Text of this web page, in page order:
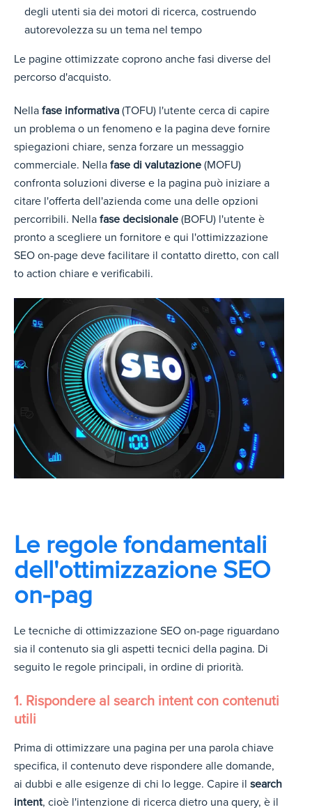
degli utenti sia dei motori di ricerca, costruendo
autorevolezza su un tema nel tempo
Le pagine ottimizzate coprono anche fasi diverse del
percorso d'acquisto.
Nella fase informativa (TOFU) l'utente cerca di capire
un problema o un fenomeno e la pagina deve fornire
spiegazioni chiare, senza forzare un messaggio
commerciale. Nella fase di valutazione (MOFU)
confronta soluzioni diverse e la pagina può iniziare a
citare l'offerta dell'azienda come una delle opzioni
percorribili. Nella fase decisionale (BOFU) l'utente è
pronto a scegliere un fornitore e qui l'ottimizzazione
SEO on-page deve facilitare il contatto diretto, con call
to action chiare e verificabili.
Le regole fondamentali
dell'ottimizzazione SEO
on-pag
Le tecniche di ottimizzazione SEO on-page riguardano
sia il contenuto sia gli aspetti tecnici della pagina. Di
seguito le regole principali, in ordine di priorità.
1. Rispondere al search intent con contenuti
utili
Prima di ottimizzare una pagina per una parola chiave
specifica, il contenuto deve rispondere alle domande,
ai dubbi e alle esigenze di chi lo legge. Capire il search
intent, cioè l'intenzione di ricerca dietro una query, è il